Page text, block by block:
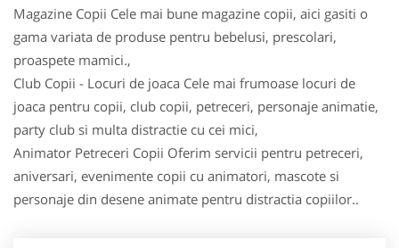
Magazine Copii Cele mai bune magazine copii, aici gasiti o
gama variata de produse pentru bebelusi, prescolari,
proaspete mamici.,
Club Copii - Locuri de joaca Cele mai frumoase locuri de
joaca pentru copii, club copii, petreceri, personaje animatie,
party club si multa distractie cu cei mici,
Animator Petreceri Copii Oferim servicii pentru petreceri,
aniversari, evenimente copii cu animatori, mascote si
personaje din desene animate pentru distractia copiilor..